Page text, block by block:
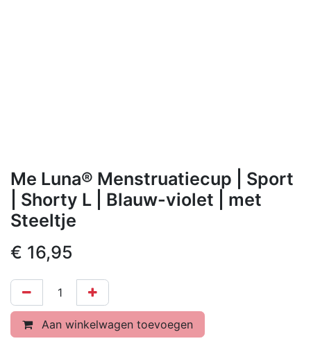
Me Luna® Menstruatiecup | Sport
| Shorty L | Blauw-violet | met
Steeltje
€ 16,95
Aan winkelwagen toevoegen